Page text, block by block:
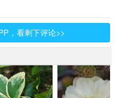
，看剩下评论>>